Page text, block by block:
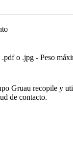
.pdf o .jpg - Peso
Gruau recopile y
de contacto.